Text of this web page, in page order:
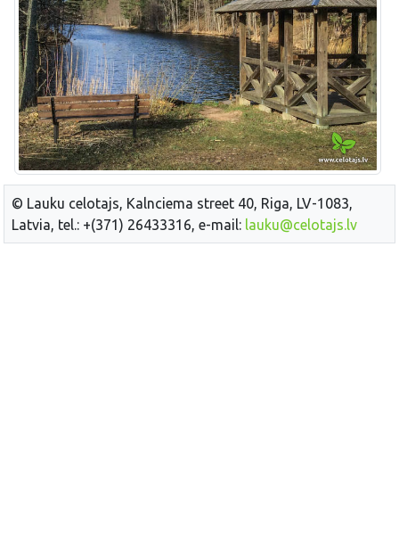
© Lauku celotajs, Kalnciema street 40, Riga, LV-1083,
Latvia, tel.: +(371) 26433316, e-mail: lauku@celotajs.lv